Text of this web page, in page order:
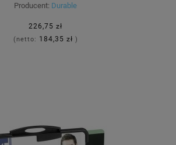
Producent: Durable
226,75 zł
(netto: 184,35 zł )